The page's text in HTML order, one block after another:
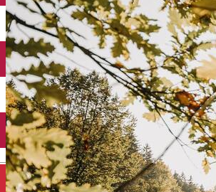
English
Închirieri auto
Închirieri de biciclete